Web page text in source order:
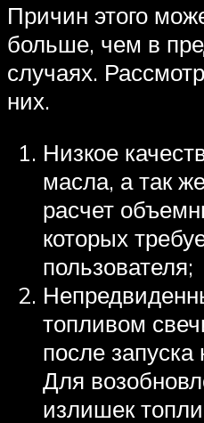
Причин этого
больше, чем в
случаях.
них.
Низкое
масла, а так
расчет
которых
пользователя;
топливом
после запуска
Для
излишек